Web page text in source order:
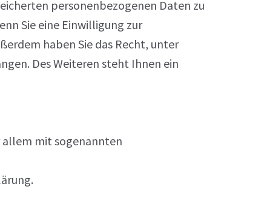
personenbezogenen Daten zu
Sie eine Einwilligung zur
haben Sie das Recht, unter
Des Weiteren steht Ihnen ein
allem mit sogenannten